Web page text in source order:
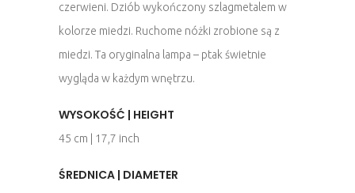
czerwieni. Dziób wykończony szlagmetalem w
kolorze miedzi. Ruchome nóżki zrobione są z
miedzi. Ta oryginalna lampa – ptak świetnie
wygląda w każdym wnętrzu.
WYSOKOŚĆ | HEIGHT
45 cm | 17,7 inch
ŚREDNICA | DIAMETER